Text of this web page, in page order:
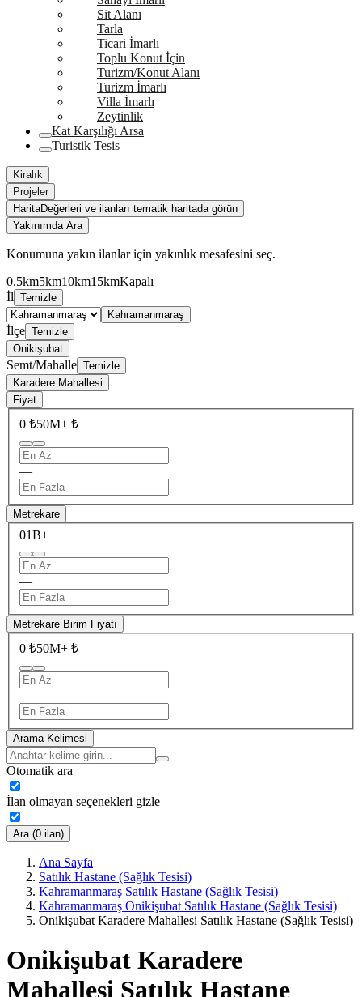
Sit Alanı
Tarla
Ticari İmarlı
Toplu Konut İçin
Turizm/Konut Alanı
Turizm İmarlı
Villa İmarlı
Zeytinlik
Kat Karşılığı Arsa
Turistik Tesis
Kiralık
Projeler
HaritaDeğerleri ve ilanları tematik haritada görün
Yakınımda Ara
Konumuna yakın ilanlar için yakınlık mesafesini seç.
0.5km5km10km15kmKapalı
İl Temizle
Kahramanmaraş
İlçe Temizle
Onikişubat
Semt/Mahalle Temizle
Karadere Mahallesi
Fiyat
0 ₺50M+ ₺
—
Metrekare
01B+
—
Metrekare Birim Fiyatı
0 ₺50M+ ₺
—
Arama Kelimesi
Otomatik ara
İlan olmayan seçenekleri gizle
Ara (0 ilan)
Ana Sayfa
Satılık Hastane (Sağlık Tesisi)
Kahramanmaraş Satılık Hastane (Sağlık Tesisi)
Kahramanmaraş Onikişubat Satılık Hastane (Sağlık Tesisi)
Onikişubat Karadere Mahallesi Satılık Hastane (Sağlık Tesisi)
Onikişubat Karadere
Mahallesi Satılık Hastane